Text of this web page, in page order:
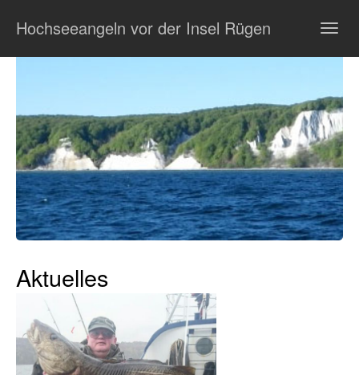
Hauptinhalt
Hochseeangeln vor der Insel Rügen
Aktuelles